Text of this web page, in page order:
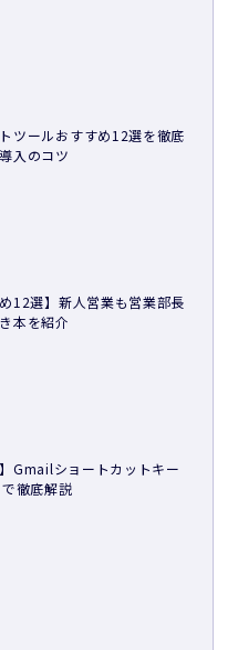
ツールおすすめ12選を徹底
入のコツ
12選】新人営業も営業部長
本を紹介
】Gmailショートカットキー
徹底解説